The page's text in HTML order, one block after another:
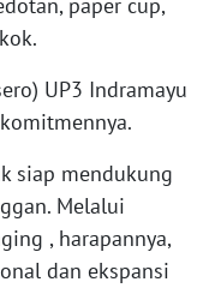
UP3 Indramayu
siap mendukung
Melalui
, harapannya,
dan ekspansi